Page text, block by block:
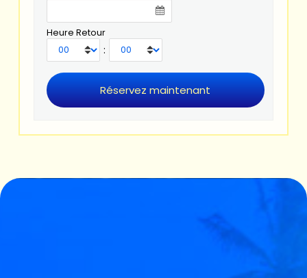
Heure Retour
: